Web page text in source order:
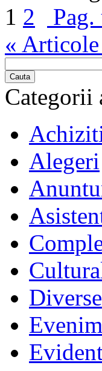
1 2
Pag.
«
Cauta
Categorii
Alegeri
Diverse